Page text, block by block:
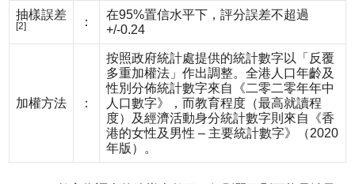
抽樣誤差
[2] ：
在95%置信水平下，評分誤差不超過
+/-0.24
加權方法 ：
按照政府統計處提供的統計數字以「反覆
多重加權法」作出調整。全港人口年齡及
性別分佈統計數字來自《二零二零年年中
人口數字》，而教育程度（最高就讀程
度）及經濟活動身分統計數字則來自《香
港的女性及男性 – 主要統計數字》（2020
年版）。